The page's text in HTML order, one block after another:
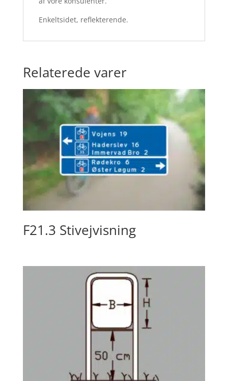
Enkeltsidet, reflekterende.
Relaterede varer
F21.3 Stivejvisning